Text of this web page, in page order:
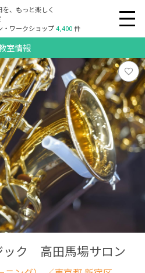
、もっと楽しく
・ワークショップ4,400件
室情報
ック 高田馬場サロン